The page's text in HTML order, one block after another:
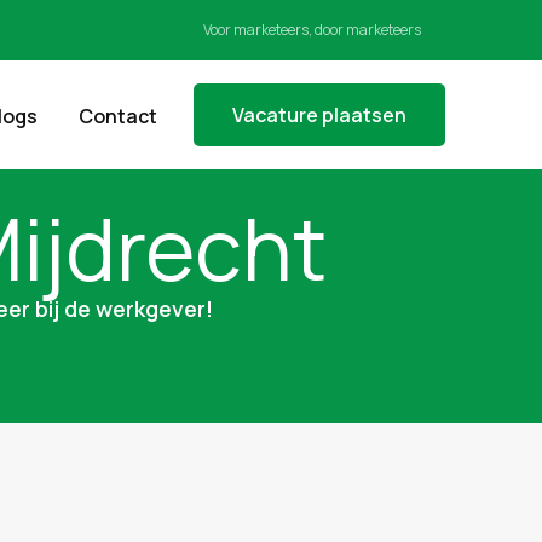
Voor marketeers, door marketeers
Contact Vacature plaatsen
bij de werkgever!